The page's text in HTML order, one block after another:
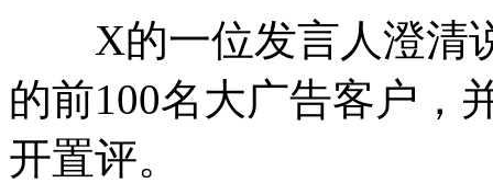
X的一位发言人澄清说
的前100名大广告客户，
开置评。